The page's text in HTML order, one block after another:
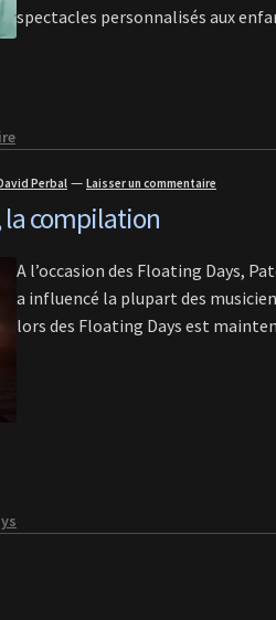
spectacles personnalisés aux
Perbal — Laisser un commentaire
la compilation
A l’occasion des Floating Days,
a influencé la plupart des
lors des Floating Days est